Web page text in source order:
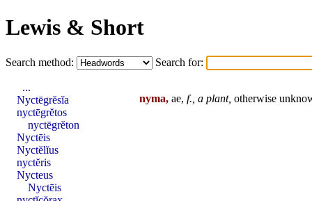
Lewis & Short
Search method: Search for:
nyma, ae, f., a plant, otherwise
...
Nyctēgrĕsĭa
nyctēgrĕtos
nyctēgrĕton
Nyctēis
Nyctĕlĭus
nyctĕris
Nycteus
Nyctēis